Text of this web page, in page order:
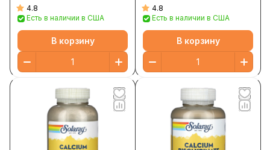
таблеток
4.8
Есть в наличии в США
В корзину
4.8
Есть в наличии в США
В корзину